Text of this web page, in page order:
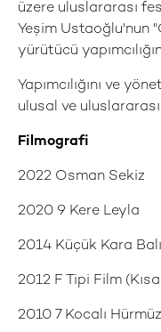
üzere uluslararası
Yeşim Ustaoğlu'nun
yürütücü
Yapımcılığını ve
ulusal ve
Filmografi
2022 Osman Sekiz
2020 9 Kere Leyla
2014 Küçük Kara
2012 F Tipi Film
2010 7 Kocalı Hürmüz